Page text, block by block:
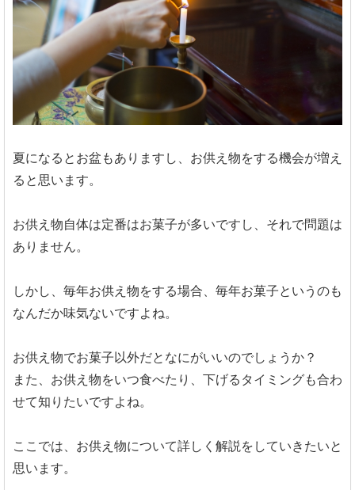
夏になるとお盆もありますし、お供え物をする機会が増え
ると思います。
お供え物自体は定番はお菓子が多いですし、それで問題は
ありません。
しかし、毎年お供え物をする場合、毎年お菓子というのも
なんだか味気ないですよね。
お供え物でお菓子以外だとなにがいいのでしょうか？
また、お供え物をいつ食べたり、下げるタイミングも合わ
せて知りたいですよね。
ここでは、お供え物について詳しく解説をしていきたいと
思います。